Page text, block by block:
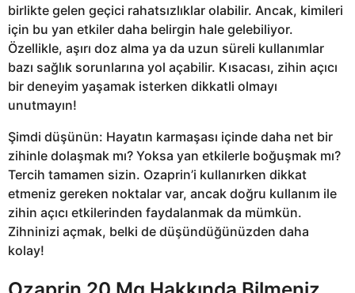
birlikte gelen geçici rahatsızlıklar olabilir. Ancak, kimileri
için bu yan etkiler daha belirgin hale gelebiliyor.
Özellikle, aşırı doz alma ya da uzun süreli kullanımlar
bazı sağlık sorunlarına yol açabilir. Kısacası, zihin açıcı
bir deneyim yaşamak isterken dikkatli olmayı
unutmayın!
Şimdi düşünün: Hayatın karmaşası içinde daha net bir
zihinle dolaşmak mı? Yoksa yan etkilerle boğuşmak mı?
Tercih tamamen sizin. Ozaprin’i kullanırken dikkat
etmeniz gereken noktalar var, ancak doğru kullanım ile
zihin açıcı etkilerinden faydalanmak da mümkün.
Zihninizi açmak, belki de düşündüğünüzden daha
kolay!